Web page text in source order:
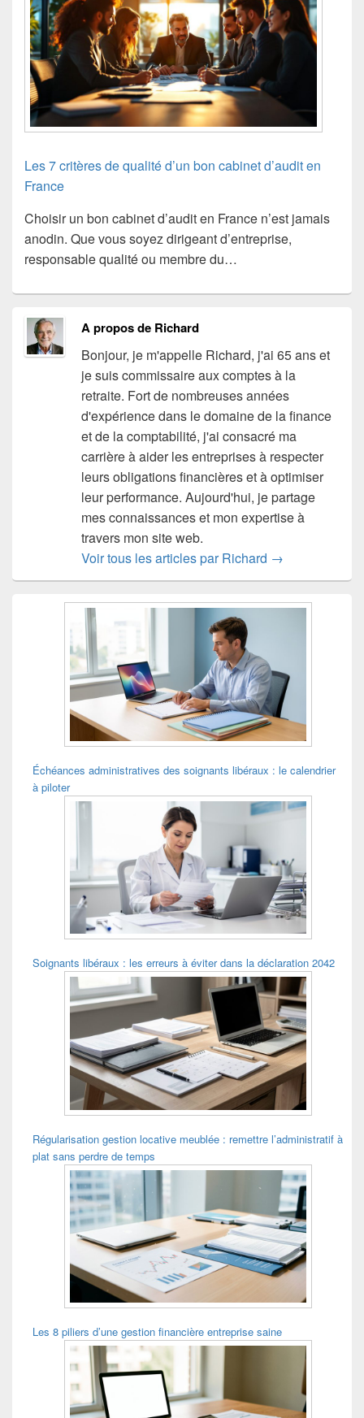
Les 7 critères de qualité d’un bon cabinet d’audit en
France
Choisir un bon cabinet d’audit en France n’est jamais
anodin. Que vous soyez dirigeant d’entreprise,
responsable qualité ou membre du…
A propos de Richard
Bonjour, je m'appelle Richard, j'ai 65 ans et
je suis commissaire aux comptes à la
retraite. Fort de nombreuses années
d'expérience dans le domaine de la finance
et de la comptabilité, j'ai consacré ma
carrière à aider les entreprises à respecter
leurs obligations financières et à optimiser
leur performance. Aujourd'hui, je partage
mes connaissances et mon expertise à
travers mon site web.
Voir tous les articles par Richard →
Échéances administratives des soignants libéraux : le calendrier
à piloter
Soignants libéraux : les erreurs à éviter dans la déclaration 2042
Régularisation gestion locative meublée : remettre l’administratif à
plat sans perdre de temps
Les 8 piliers d’une gestion financière entreprise saine